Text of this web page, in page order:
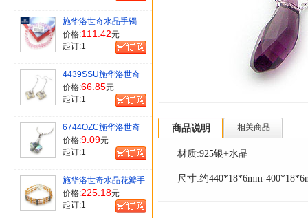
施华洛世奇水晶手镯
价格:111.42元
起订:1
4439SSU施华洛世奇
水晶天鹅耳环
价格:66.85元
起订:1
6744OZC施华洛世奇
雪花水晶坠
价格:9.09元
起订:1
施华洛世奇水晶花瓣手
链
价格:225.18元
起订:1
商品说明 相关商品
材质:925银+水晶
尺寸:约440*18*6mm-